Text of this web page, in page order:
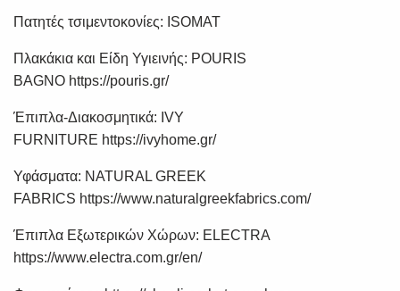
Πατητές τσιμεντοκονίες: ISOMAT
Πλακάκια και Είδη Υγιεινής: POURIS
BAGNO https://pouris.gr/
Έπιπλα-Διακοσμητικά: IVY
FURNITURE https://ivyhome.gr/
Υφάσματα: NATURAL GREEK
FABRICS https://www.naturalgreekfabrics.com/
Έπιπλα Εξωτερικών Χώρων: ELECTRA
https://www.electra.com.gr/en/